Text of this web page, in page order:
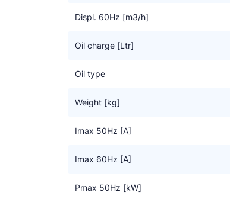
Displ. 60Hz [m3/h]
Oil charge [Ltr]
Oil type
Weight [kg]
Imax 50Hz [A]
Imax 60Hz [A]
Pmax 50Hz [kW]